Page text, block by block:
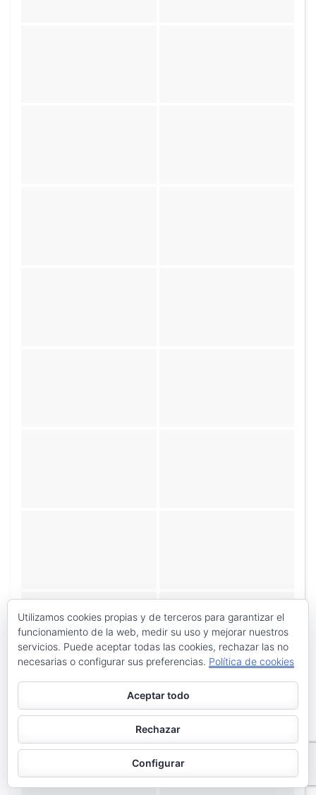
Utilizamos cookies propias y de terceros para garantizar el
funcionamiento de la web, medir su uso y mejorar nuestros
servicios. Puede aceptar todas las cookies, rechazar las no
necesarias o configurar sus preferencias. Política de cookies
Aceptar todo
Rechazar
Configurar